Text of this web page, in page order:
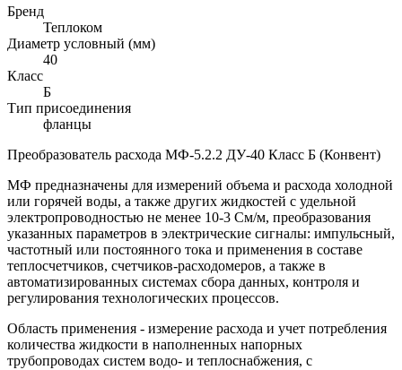
Бренд
Теплоком
Диаметр условный (мм)
40
Класс
Б
Тип присоединения
фланцы
Преобразователь расхода МФ-5.2.2 ДУ-40 Класс Б (Конвент)
МФ предназначены для измерений объема и расхода холодной
или горячей воды, а также других жидкостей с удельной
электропроводностью не менее 10-3 См/м, преобразования
указанных параметров в электрические сигналы: импульсный,
частотный или постоянного тока и применения в составе
теплосчетчиков, счетчиков-расходомеров, а также в
автоматизированных системах сбора данных, контроля и
регулирования технологических процессов.
Область применения - измерение расхода и учет потребления
количества жидкости в наполненных напорных
трубопроводах систем водо- и теплоснабжения, с